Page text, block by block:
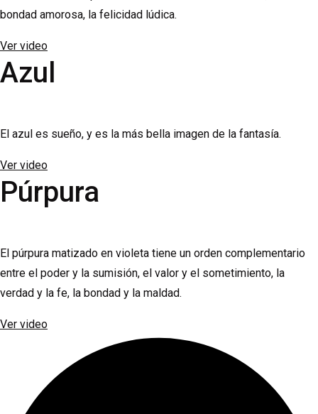
bondad amorosa, la felicidad lúdica.
Ver video
Azul
El azul es sueño, y es la más bella imagen de la fantasía.
Ver video
Púrpura
El púrpura matizado en violeta tiene un orden complementario
entre el poder y la sumisión, el valor y el sometimiento, la
verdad y la fe, la bondad y la maldad.
Ver video